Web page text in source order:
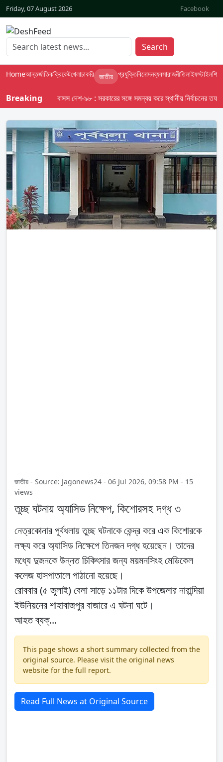
Friday, 07 August 2026 Facebook
Search
Homeআন্তর্জাতিকক্রিকেটখেলাচাকরি জাতীয় প্রযুক্তিবিনোদনব্যবসারাজনীতিলাইফস্টাইলশিক্ষা
Breaking বাসস দেশ-৯৮ : সরকারের সঙ্গে সমন্বয় করে স্থানীয় নির্বাচনের
জাতীয় - Source: Jagonews24 - 06 Jul 2026, 09:58 PM - 15
views
তুচ্ছ ঘটনায় অ্যাসিড নিক্ষেপ, কিশোরসহ দগ্ধ ৩
নেত্রকোনার পূর্বধলায় তুচ্ছ ঘটনাকে কেন্দ্র করে এক কিশোরকে
লক্ষ্য করে অ্যাসিড নিক্ষেপে তিনজন দগ্ধ হয়েছেন। তাদের
মধ্যে দুজনকে উন্নত চিকিৎসার জন্য ময়মনসিংহ মেডিকেল
কলেজ হাসপাতালে পাঠানো হয়েছে।
রোববার (৫ জুলাই) বেলা সাড়ে ১১টার দিকে উপজেলার নারান্দিয়া
ইউনিয়নের শাহাবাজপুর বাজারে এ ঘটনা ঘটে।
আহত ব্যক্...
This page shows a short summary collected from the
original source. Please visit the original news
website for the full report.
Read Full News at Original Source